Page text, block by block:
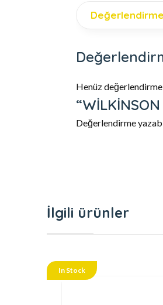
Henüz değerlendirme
Değerlendirme
İlgili ürünler
In Stock